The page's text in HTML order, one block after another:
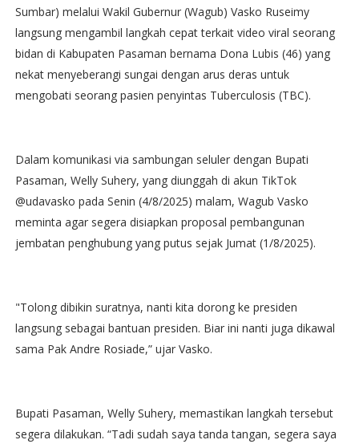
Sumbar) melalui Wakil Gubernur (Wagub) Vasko Ruseimy
langsung mengambil langkah cepat terkait video viral seorang
bidan di Kabupaten Pasaman bernama Dona Lubis (46) yang
nekat menyeberangi sungai dengan arus deras untuk
mengobati seorang pasien penyintas Tuberculosis (TBC).
Dalam komunikasi via sambungan seluler dengan Bupati
Pasaman, Welly Suhery, yang diunggah di akun TikTok
@udavasko pada Senin (4/8/2025) malam, Wagub Vasko
meminta agar segera disiapkan proposal pembangunan
jembatan penghubung yang putus sejak Jumat (1/8/2025).
"Tolong dibikin suratnya, nanti kita dorong ke presiden
langsung sebagai bantuan presiden. Biar ini nanti juga dikawal
sama Pak Andre Rosiade,” ujar Vasko.
Bupati Pasaman, Welly Suhery, memastikan langkah tersebut
segera dilakukan. “Tadi sudah saya tanda tangan, segera saya